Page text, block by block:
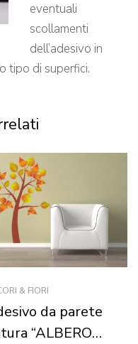
eventuali
scollamenti
dell’adesivo in
tipo di superfici.
& FIORI
da parete
“ALBERO